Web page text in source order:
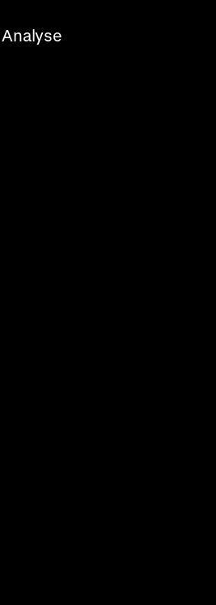
Die surreale,
des Films vermischt sich
Zentrum eine nie wirklich
ermöglicht. Nur
des Films kam es in der
großen Kohlenstoffmonoxid-
das Leben kostete.
des frühen brasilianischen
einer Favela, die sich
versammeln, um
verhindern. (ph)
Releases, Klassikern und
Barwenczik zu